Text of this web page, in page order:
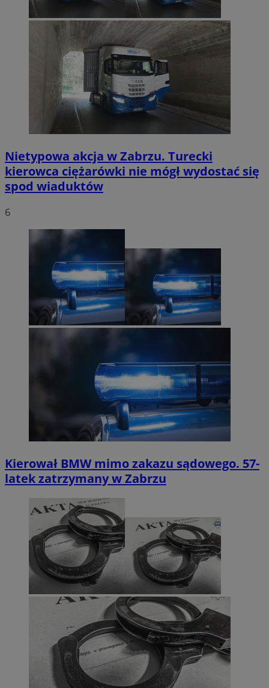
Nietypowa akcja w Zabrzu. Turecki
kierowca ciężarówki nie mógł wydostać się
spod wiaduktów
6
Kierował BMW mimo zakazu sądowego. 57-
latek zatrzymany w Zabrzu